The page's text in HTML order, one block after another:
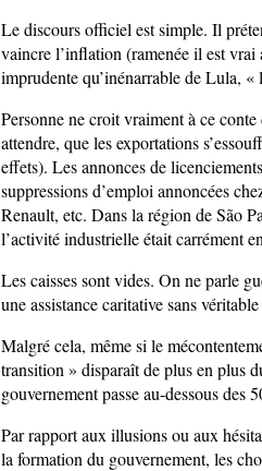
Le discours officiel est simple. Il
vaincre l’inflation (ramenée il est vrai
imprudente qu’inénarrable de Lula, «
Personne ne croit vraiment à ce
attendre, que les exportations
effets). Les annonces de
suppressions d’emploi annoncées
Renault, etc. Dans la région de São
l’activité industrielle était carrément
Les caisses sont vides. On ne parle
une assistance caritative sans
Malgré cela, même si le
transition » disparaît de plus en plus
gouvernement passe au-dessous
Par rapport aux illusions ou aux
la formation du gouvernement, les